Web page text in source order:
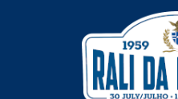
Passar para o conteúdo principal